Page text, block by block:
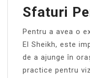
Sfaturi
Pentru a avea o
El Sheikh, este
de a ajunge în
practice pentru